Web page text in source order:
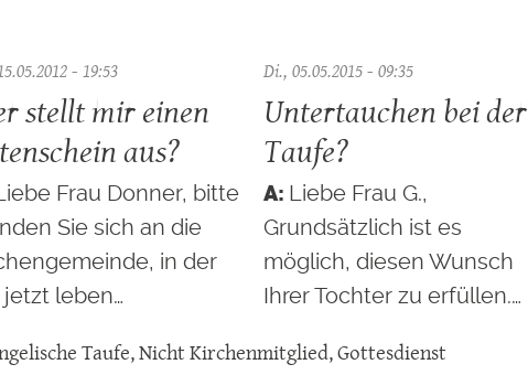
- 19:53
stellt mir einen
aus?
Frau Donner, bitte
Sie sich an die
in der
jetzt leben…
Di., 05.05.2015 - 09:35
Untertauchen bei der
Taufe?
Liebe Frau G.,
Grundsätzlich ist es
möglich, diesen Wunsch
Ihrer Tochter zu erfüllen.…
Taufe,Nicht Kirchenmitglied,Gottesdienst